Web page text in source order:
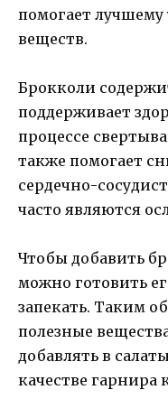
помогает
веществ.
Брокколи
поддерживает
процессе
также помогает
сердечно-
часто являются
Чтобы добавить
можно готовить
запекать. Таким
полезные
добавлять в
качестве